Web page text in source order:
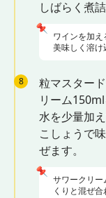
しばらく煮詰
ワインを加
美味しく溶け
📌
8
粒マスター
リーム
水を少量加
こしょうで
ぜます。
サワークリー
くりと混ぜ合
📌